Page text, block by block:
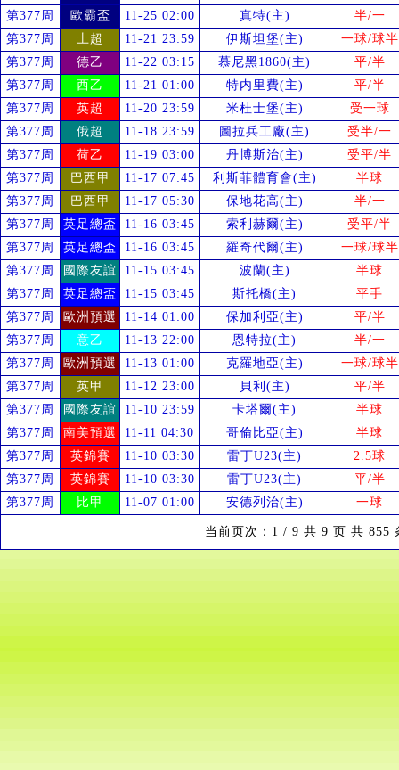
第377周
歐霸盃 11-25 02:00 真特(主)
半/一
第377周
土超 11-21 23:59 伊斯坦堡(主)
一球/球半
第377周
德乙 11-22 03:15 慕尼黑1860(主)
平/半
第377周
西乙 11-21 01:00 特内里費(主)
平/半
第377周
英超 11-20 23:59 米杜士堡(主) 受一球
第377周
俄超 11-18 23:59 圖拉兵工廠(主) 受半/一
第377周
荷乙 11-19 03:00 丹博斯治(主) 受平/半
第377周
巴西甲 11-17 07:45 利斯菲體育會(主)
半球
第377周
巴西甲 11-17 05:30 保地花高(主)
半/一
第377周
英足總盃 11-16 03:45 索利赫爾(主) 受平/半
第377周
英足總盃 11-16 03:45 羅奇代爾(主)
一球/球半
第377周
國際友誼 11-15 03:45 波蘭(主)
半球
第377周
英足總盃 11-15 03:45 斯托橋(主)
平手
第377周
歐洲預選 11-14 01:00 保加利亞(主)
平/半
第377周
意乙 11-13 22:00 恩特拉(主)
半/一
第377周
歐洲預選 11-13 01:00 克羅地亞(主)
一球/球半
第377周
英甲 11-12 23:00 貝利(主)
平/半
第377周
國際友誼 11-10 23:59 卡塔爾(主)
半球
第377周
南美預選 11-11 04:30 哥倫比亞(主)
半球
第377周
英錦賽 11-10 03:30 雷丁U23(主)
2.5球
第377周
英錦賽 11-10 03:30 雷丁U23(主)
平/半
第377周
比甲 11-07 01:00 安德列治(主) 一球
当前页次：1 / 9 共 9 页 共